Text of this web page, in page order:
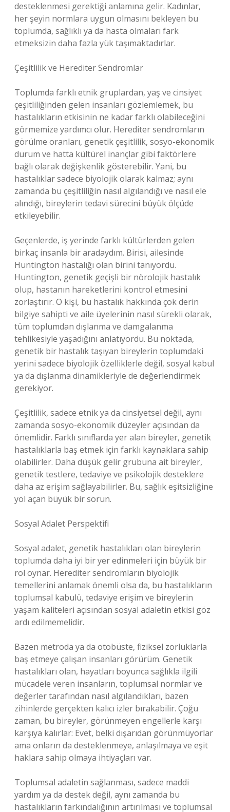
desteklenmesi gerektiği anlamına gelir. Kadınlar,
her şeyin normlara uygun olmasını bekleyen bu
toplumda, sağlıklı ya da hasta olmaları fark
etmeksizin daha fazla yük taşımaktadırlar.
Çeşitlilik ve Herediter Sendromlar
Toplumda farklı etnik gruplardan, yaş ve cinsiyet
çeşitliliğinden gelen insanları gözlemlemek, bu
hastalıkların etkisinin ne kadar farklı olabileceğini
görmemize yardımcı olur. Herediter sendromların
görülme oranları, genetik çeşitlilik, sosyo-ekonomik
durum ve hatta kültürel inançlar gibi faktörlere
bağlı olarak değişkenlik gösterebilir. Yani, bu
hastalıklar sadece biyolojik olarak kalmaz; aynı
zamanda bu çeşitliliğin nasıl algılandığı ve nasıl ele
alındığı, bireylerin tedavi sürecini büyük ölçüde
etkileyebilir.
Geçenlerde, iş yerinde farklı kültürlerden gelen
birkaç insanla bir aradaydım. Birisi, ailesinde
Huntington hastalığı olan birini tanıyordu.
Huntington, genetik geçişli bir nörolojik hastalık
olup, hastanın hareketlerini kontrol etmesini
zorlaştırır. O kişi, bu hastalık hakkında çok derin
bilgiye sahipti ve aile üyelerinin nasıl sürekli olarak,
tüm toplumdan dışlanma ve damgalanma
tehlikesiyle yaşadığını anlatıyordu. Bu noktada,
genetik bir hastalık taşıyan bireylerin toplumdaki
yerini sadece biyolojik özelliklerle değil, sosyal kabul
ya da dışlanma dinamikleriyle de değerlendirmek
gerekiyor.
Çeşitlilik, sadece etnik ya da cinsiyetsel değil, aynı
zamanda sosyo-ekonomik düzeyler açısından da
önemlidir. Farklı sınıflarda yer alan bireyler, genetik
hastalıklarla baş etmek için farklı kaynaklara sahip
olabilirler. Daha düşük gelir grubuna ait bireyler,
genetik testlere, tedaviye ve psikolojik desteklere
daha az erişim sağlayabilirler. Bu, sağlık eşitsizliğine
yol açan büyük bir sorun.
Sosyal Adalet Perspektifi
Sosyal adalet, genetik hastalıkları olan bireylerin
toplumda daha iyi bir yer edinmeleri için büyük bir
rol oynar. Herediter sendromların biyolojik
temellerini anlamak önemli olsa da, bu hastalıkların
toplumsal kabulü, tedaviye erişim ve bireylerin
yaşam kaliteleri açısından sosyal adaletin etkisi göz
ardı edilmemelidir.
Bazen metroda ya da otobüste, fiziksel zorluklarla
baş etmeye çalışan insanları görürüm. Genetik
hastalıkları olan, hayatları boyunca sağlıkla ilgili
mücadele veren insanların, toplumsal normlar ve
değerler tarafından nasıl algılandıkları, bazen
zihinlerde gerçekten kalıcı izler bırakabilir. Çoğu
zaman, bu bireyler, görünmeyen engellerle karşı
karşıya kalırlar: Evet, belki dışarıdan görünmüyorlar
ama onların da desteklenmeye, anlaşılmaya ve eşit
haklara sahip olmaya ihtiyaçları var.
Toplumsal adaletin sağlanması, sadece maddi
yardım ya da destek değil, aynı zamanda bu
hastalıkların farkındalığının artırılması ve toplumsal